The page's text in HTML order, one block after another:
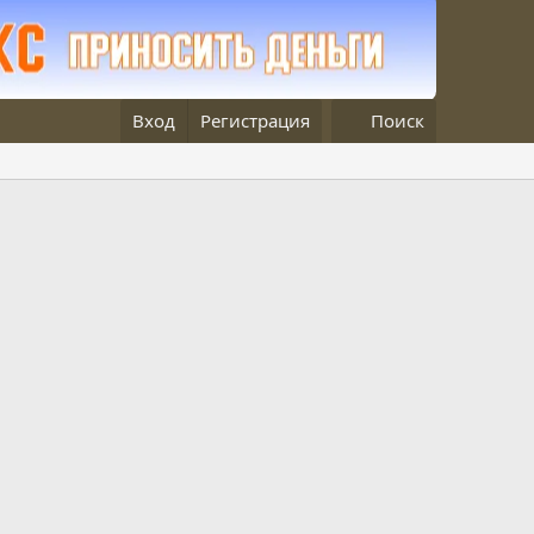
Вход Регистрация Поиск